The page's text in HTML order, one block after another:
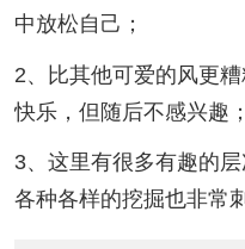
中放松自己；
2、比其他可爱的风更
快乐，但随后不感兴趣；
3、这里有很多有趣的
各种各样的挖掘也非常